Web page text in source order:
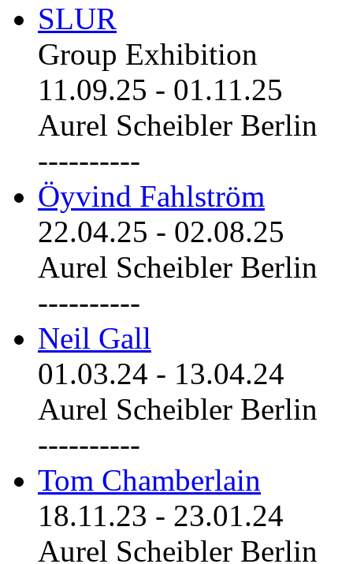
SLUR
Group Exhibition
11.09.25 - 01.11.25
Aurel Scheibler Berlin
----------
Öyvind Fahlström
22.04.25 - 02.08.25
Aurel Scheibler Berlin
----------
Neil Gall
01.03.24 - 13.04.24
Aurel Scheibler Berlin
----------
Tom Chamberlain
18.11.23 - 23.01.24
Aurel Scheibler Berlin